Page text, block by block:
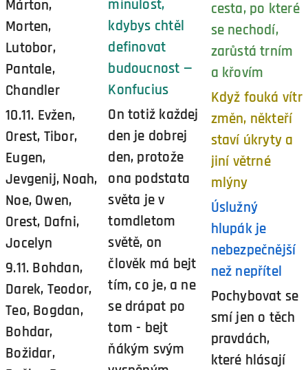
Márton,
Morten,
Lutobor,
Pantale,
Chandler
10.11. Evžen,
Orest, Tibor,
Eugen,
Jevgenij, Noah,
Noe, Owen,
Orest, Dafni,
Jocelyn
9.11. Bohdan,
Darek, Teodor,
Teo, Bogdan,
Bohdar,
Božidar,
minulost,
kdybys chtěl
definovat
budoucnost —
Konfucius
On totiž každej
den je dobrej
den, protože
ona podstata
světa je v
tomdletom
světě, on
člověk má bejt
tím, co je, a ne
se drápat po
tom - bejt
ňákým svým
cesta, po které
se nechodí,
zarůstá trním
a křovím
Když fouká vítr
změn, někteří
staví úkryty a
jiní větrné
mlýny
Úslužný
hlupák je
nebezpečnější
než nepřítel
Pochybovat se
smí jen o těch
pravdách,
které hlásají